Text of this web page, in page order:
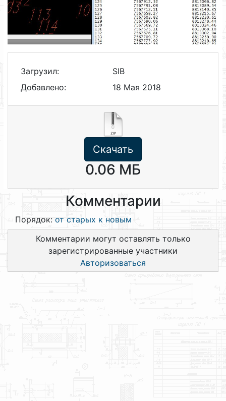
Загрузил:
SIB
Добавлено:
18 Мая 2018
Скачать
0.06 МБ
Комментарии
Порядок: от старых к новым
Комментарии могут оставлять только
зарегистрированные участники
Авторизоваться